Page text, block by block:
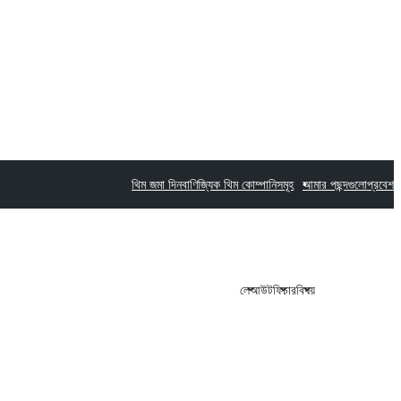
থিম জমা দিনবাণিজ্যিক থিম কোম্পানিসমূহ আমার পছন্দগুলোপ্রবেশ
লেআউটফিচারবিষয়